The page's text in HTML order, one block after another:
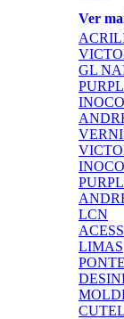
Ver
GL
LCN
LIMAS